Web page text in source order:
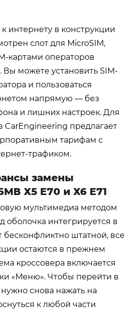
интернету в конструкции
слот для MicroSIM,
картами операторов
Вы можете установить SIM-
и пользоваться
напрямую — без
и лишних настроек. Для
CarEngineering предлагает
тарифам с
трафиком.
замены
Х5 Е70 и Х6 Е71
мультимедиа методом
оболочка интегрируется в
бесконфликтно штатной, все
остаются в прежнем
кроссовера включается
«Меню». Чтобы перейти в
снова нажать на
к любой части